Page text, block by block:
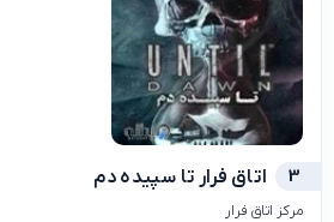
3 اتاق فرار تا سپیده دم
مرکز اتاق فرار